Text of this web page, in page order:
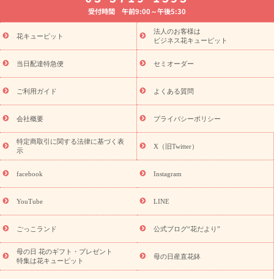
通夜・葬儀に贈る花 胡蝶蘭・花鉢
ーブドフラワー
季節のイベント
ひまわり ギフト・プレゼント
特集
お盆 花（新盆・初盆） 季節のイベント
お盆 花（新
盆・初盆）
お盆 花（新盆・初盆）
お盆・お供え 花とセットギ
フト
お盆・お供え プリザーブドフラワー
ひまわり ギフト・プ
レゼント特集
夏の花贈り・お中元・暑中見舞い 花のギフト特集
敬老の日におくる花ギフト・プレゼント特集
花ギフト・プレゼント特集
敬老の日 花のおすすめランキング
敬
老の日 花鉢植えのギフト・プレゼント特集
敬老の日 花とセットギ
フト・プレゼント特集
敬老の日の花 全てのギフト一覧
キャン
ペーン
映画『ウォーターガーディアンズ』コラボキャンペーン
「きょう誕生日なんです」キャンペーン
誕生日の花を探す
誕生日フラワーギフト 誕生日フラワーギフト特集
9月の誕生花(リンドウ)
ら探す
お祝いの花特集 当日配達特急便 お祝い商品一覧
念日
結婚祝い 出産祝い 退院祝い・快気祝い
寿祝い
プチギフト ペットのお祝いフラワー
受付時間 午前9:00～午後5:30
花キューピット
法人のお客様は
ビジネス花キューピット
当日配達特急便 セミオーダー
ご利用ガイド よくある質問
会社概要 プライバシーポリシー
特定商取引に関する法律に基づく表
示
X（旧Twitter）
facebook Instagram
YouTube LINE
ごっこランド 公式ブログ“花だより”
母の日 花のギフト・プレゼント
特集は花キューピット
母の日産直花鉢